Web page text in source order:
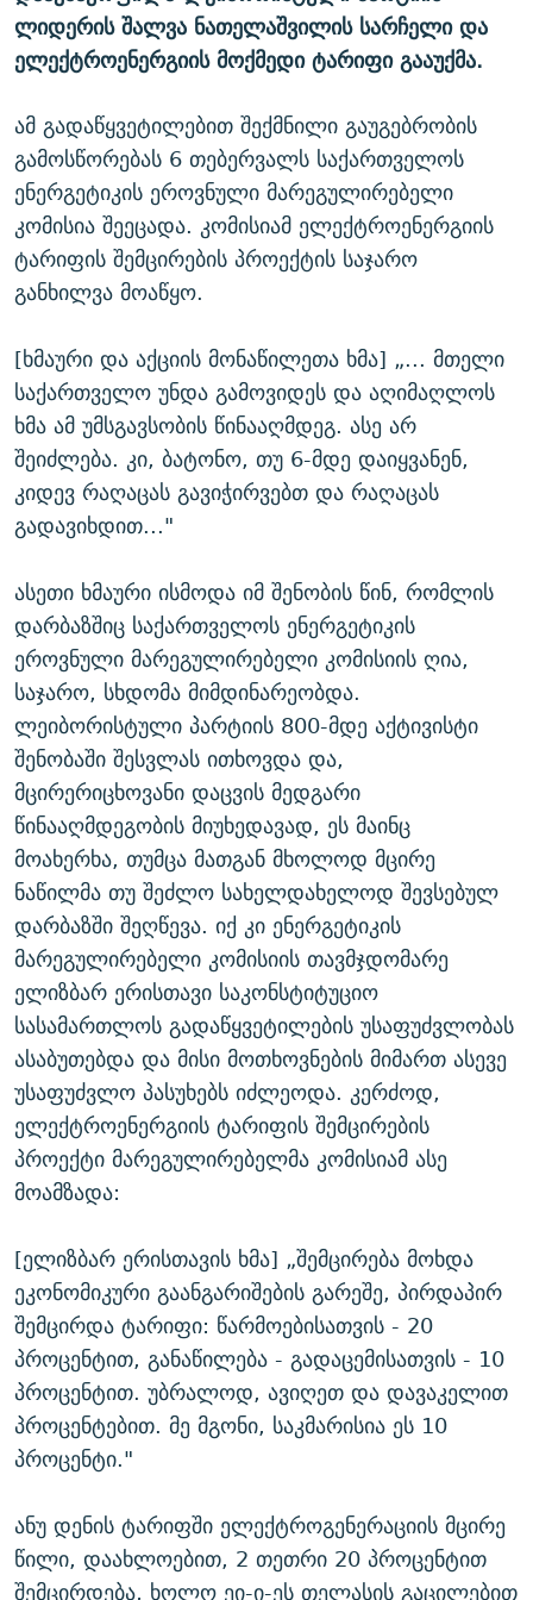
ᲛᲝᲚᲐᲞᲐᲠᲐᲙᲔ ᲢᲔᲥᲡᲢᲔᲑᲘ
ᲨᲘᲜ - ᲣᲪᲮᲝᲔᲗᲨᲘ
ᲚᲘᲢᲔᲠᲐᲢᲣᲠᲣᲚᲘ ᲬᲐᲮᲜᲐᲒᲔᲑᲘ
ᲐᲛᲔᲠᲘᲙᲣᲚᲘ ᲛᲝᲗᲮᲠᲝᲑᲐ
ᲘᲛᲞᲔᲠᲘᲐ ᲓᲐ ᲠᲐᲓᲘᲝ
ᲩᲔᲛᲘ ᲡᲘᲙᲕᲓᲘᲚᲘᲡ ᲛᲘᲖᲔᲖᲘᲐ COVID-19
11 ᲬᲔᲚᲘ - 11 ᲐᲛᲑᲐᲕᲘ
ᲡᲐᲞᲐᲠᲚᲐᲛᲔᲜᲢᲝ ᲐᲠᲩᲔᲕᲜᲔᲑᲘᲡ ᲘᲡᲢᲝᲠᲘᲐ
ᲑᲐᲕᲨᲕᲔᲑᲘ ᲞᲠᲝᲡᲢᲘᲢᲣᲪᲘᲐᲨᲘ - ᲐᲛᲝᲣᲗᲥᲛᲔᲚᲘ ᲐᲛᲑᲐᲕᲘ
5 ᲐᲛᲑᲐᲕᲘ - 20 ᲘᲕᲜᲘᲡᲡ ᲓᲐᲨᲐᲕᲔᲑᲣᲚᲔᲑᲘ
ᲐᲒᲕᲘᲡᲢᲝᲡ ᲝᲛᲘ
ПРИВЕТ ᲙᲣᲚᲢᲣᲠᲐ
ᲒᲐᲛᲝᲘᲬᲔᲠᲔ
რთე/რთ-ის ყველა საიტი
ლიდერის შალვა ნათელაშვილის სარჩელი და
ელექტროენერგიის მოქმედი ტარიფი გააუქმა.
ამ გადაწყვეტილებით შექმნილი გაუგებრობის
გამოსწორებას 6 თებერვალს საქართველოს
ენერგეტიკის ეროვნული მარეგულირებელი
კომისია შეეცადა. კომისიამ ელექტროენერგიის
ტარიფის შემცირების პროექტის საჯარო
განხილვა მოაწყო.
[ხმაური და აქციის მონაწილეთა ხმა] „... მთელი
საქართველო უნდა გამოვიდეს და აღიმაღლოს
ხმა ამ უმსგავსობის წინააღმდეგ. ასე არ
შეიძლება. კი, ბატონო, თუ 6-მდე დაიყვანენ,
კიდევ რაღაცას გავიჭირვებთ და რაღაცას
გადავიხდით..."
ასეთი ხმაური ისმოდა იმ შენობის წინ, რომლის
დარბაზშიც საქართველოს ენერგეტიკის
ეროვნული მარეგულირებელი კომისიის ღია,
საჯარო, სხდომა მიმდინარეობდა.
ლეიბორისტული პარტიის 800-მდე აქტივისტი
შენობაში შესვლას ითხოვდა და,
მცირერიცხოვანი დაცვის მედგარი
წინააღმდეგობის მიუხედავად, ეს მაინც
მოახერხა, თუმცა მათგან მხოლოდ მცირე
ნაწილმა თუ შეძლო სახელდახელოდ შევსებულ
დარბაზში შეღწევა. იქ კი ენერგეტიკის
მარეგულირებელი კომისიის თავმჯდომარე
ელიზბარ ერისთავი საკონსტიტუციო
სასამართლოს გადაწყვეტილების უსაფუძვლობას
ასაბუთებდა და მისი მოთხოვნების მიმართ ასევე
უსაფუძვლო პასუხებს იძლეოდა. კერძოდ,
ელექტროენერგიის ტარიფის შემცირების
პროექტი მარეგულირებელმა კომისიამ ასე
მოამზადა:
[ელიზბარ ერისთავის ხმა] „შემცირება მოხდა
ეკონომიკური გაანგარიშების გარეშე, პირდაპირ
შემცირდა ტარიფი: წარმოებისათვის - 20
პროცენტით, განაწილება - გადაცემისათვის - 10
პროცენტით. უბრალოდ, ავიღეთ და დავაკელით
პროცენტებით. მე მგონი, საკმარისია ეს 10
პროცენტი."
ანუ დენის ტარიფში ელექტროგენერაციის მცირე
წილი, დაახლოებით, 2 თეთრი 20 პროცენტით
შემცირდება, ხოლო ეი-ი-ეს თელასის გაცილებით